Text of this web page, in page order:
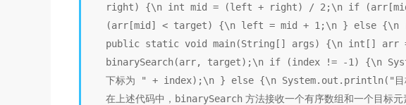
right) {\n int mid = (left + right) / 2;\n if
(arr[mid] < target) {\n left = mid + 1;\n } else
public static void main(String[] args) {\n int[]
binarySearch(arr, target);\n if (index != -1) {\n
下标为 " + index);\n } else {\n System.out.println("
在上述代码中， binarySearch 方法接收一个有序数组和一个目标